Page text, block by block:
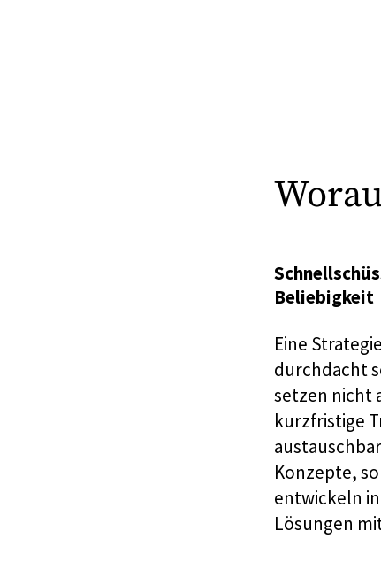
Beliebigkeit
Eine
durchdacht
setzen nicht
kurzfristige
Konzepte,
entwickeln
Lösungen